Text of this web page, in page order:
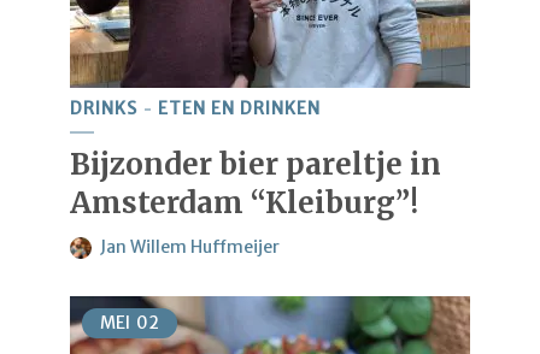
DRINKS ETEN EN DRINKEN
Bijzonder bier pareltje in
Amsterdam “Kleiburg”!
Jan Willem Huffmeijer
MEI 02